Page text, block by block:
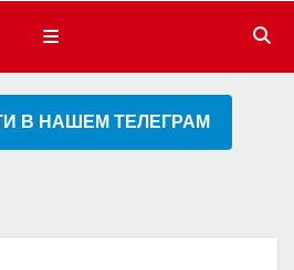
В НАШЕМ ТЕЛЕГРАМ